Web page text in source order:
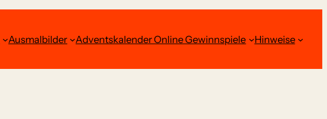
Ausmalbilder Adventskalender Online Gewinnspiele Hinweise